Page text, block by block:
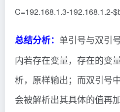
C=192.168.1.3-192.168.1.2-
总结分析： 单引号与双引
内若存在变量，存在的变
析，原样输出；而双引号
会被解析出其具体的值再